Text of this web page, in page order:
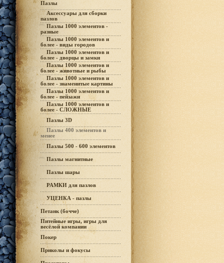
Пазлы
Аксессуары для сборки
пазлов
Пазлы 1000 элементов -
разные
Пазлы 1000 элементов и
более - виды городов
Пазлы 1000 элементов и
более - дворцы и замки
Пазлы 1000 элементов и
более - животные и рыбы
Пазлы 1000 элементов и
более - знаменитые картины
Пазлы 1000 элементов и
более - пейзажи
Пазлы 1000 элементов и
более - СЛОЖНЫЕ
Пазлы 3D
Пазлы 400 элементов и
менее
Пазлы 500 - 600 элементов
Пазлы магнитные
Пазлы шары
РАМКИ для пазлов
УЦЕНКА - пазлы
Петанк (бочче)
Питейные игры, игры для
весёлой компании
Покер
Приколы и фокусы